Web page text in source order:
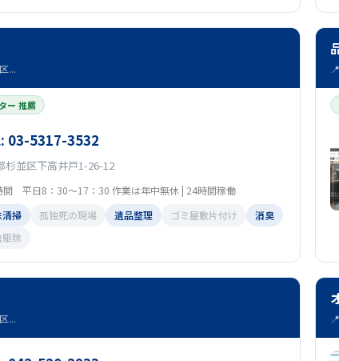
...
ー 推薦
03-5317-3532
杉並区下高井戸1-26-12
間 平日8：30～17：30 作業は年中無休 | 24時間稼働
清掃
孤独死の現場 遺品整理 ゴミ屋敷片付け
消臭
駆除
...